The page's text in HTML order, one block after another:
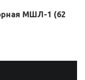
МШЛ-1 (62